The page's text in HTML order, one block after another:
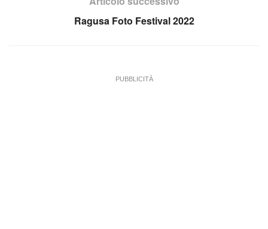
Ragusa Foto Festival 2022
PUBBLICITÀ